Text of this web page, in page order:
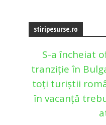
stiripesurse.ro
S-a încheiat
tranziție în
toți turiștii
în vacanță